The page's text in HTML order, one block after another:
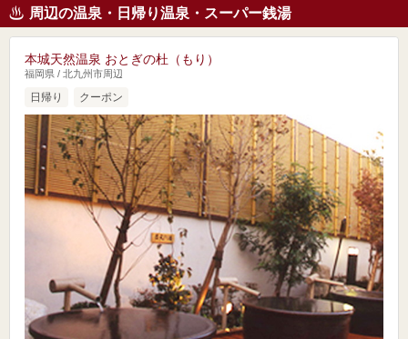
周辺の温泉・日帰り温泉・スーパー銭湯
本城天然温泉 おとぎの杜（もり）
福岡県 / 北九州市周辺
日帰り クーポン